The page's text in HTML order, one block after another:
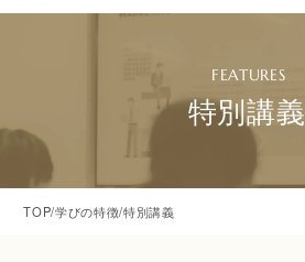
特別講義
TOP/学びの特徴/特別講義